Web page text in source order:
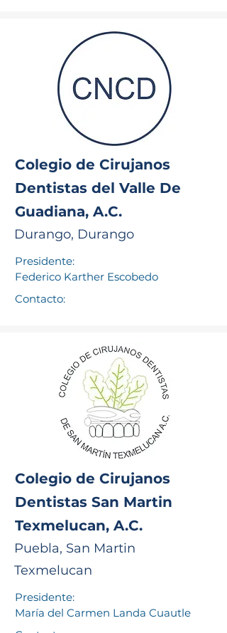
Colegio de Cirujanos
Dentistas del Valle De
Guadiana, A.C.
Durango, Durango
Presidente:
Federico Karther Escobedo
Contacto:
Colegio de Cirujanos
Dentistas San Martin
Texmelucan, A.C.
Puebla, San Martin
Texmelucan
Presidente:
María del Carmen Landa Cuautle